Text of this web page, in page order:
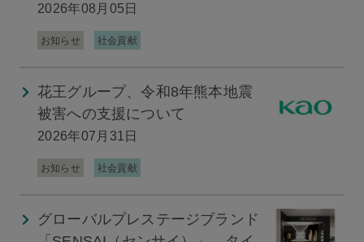
2026年08月05日
お知らせ 社会貢献
花王グループ、令和8年熊本地震
被害への支援について
2026年07月31日
お知らせ 社会貢献
グローバルプレステージブランド